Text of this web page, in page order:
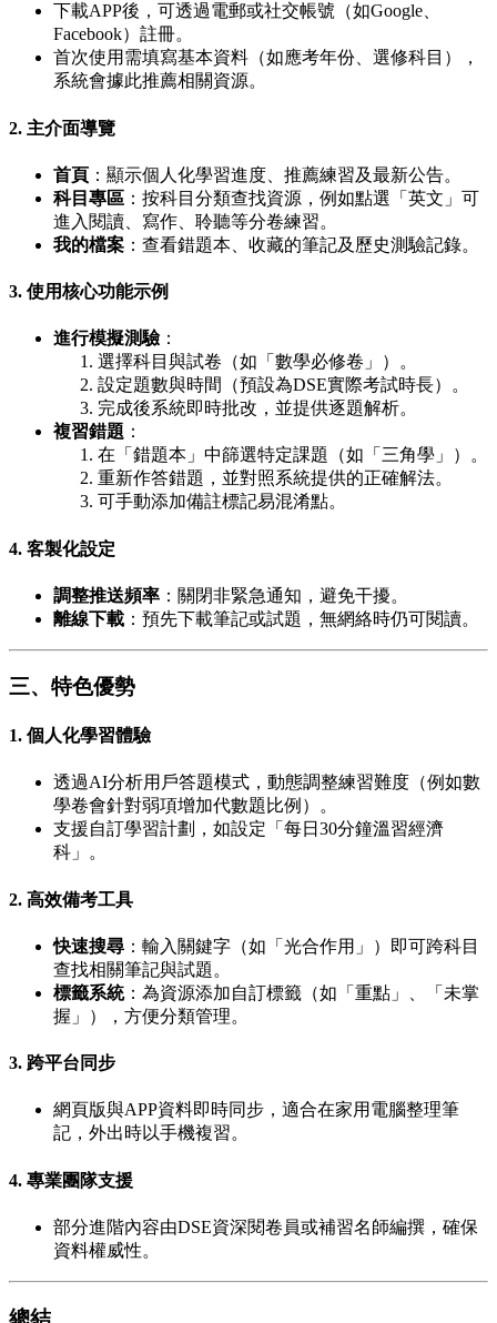
下載APP後，可透過電郵或社交帳號（如Google、
Facebook）註冊。
首次使用需填寫基本資料（如應考年份、選修科目），
系統會據此推薦相關資源。
2. 主介面導覽
首頁 ：顯示個人化學習進度、推薦練習及最新公告。
科目專區 ：按科目分類查找資源，例如點選「英文」可
進入閱讀、寫作、聆聽等分卷練習。
我的檔案 ：查看錯題本、收藏的筆記及歷史測驗記錄。
3. 使用核心功能示例
進行模擬測驗：
選擇科目與試卷（如「數學必修卷」）。
設定題數與時間（預設為DSE實際考試時長）。
完成後系統即時批改，並提供逐題解析。
複習錯題 ：
在「錯題本」中篩選特定課題（如「三角學」）。
重新作答錯題，並對照系統提供的正確解法。
可手動添加備註標記易混淆點。
4. 客製化設定
調整推送頻率 ：關閉非緊急通知，避免干擾。
離線下載 ：預先下載筆記或試題，無網絡時仍可閱讀。
三、特色優勢
1. 個人化學習體驗
透過AI分析用戶答題模式，動態調整練習難度（例如數
學卷會針對弱項增加代數題比例）。
支援自訂學習計劃，如設定「每日30分鐘溫習經濟
科」。
2. 高效備考工具
快速搜尋 ：輸入關鍵字（如「光合作用」）即可跨科目
查找相關筆記與試題。
標籤系統：為資源添加自訂標籤（如「重點」、「未掌
握」），方便分類管理。
3. 跨平台同步
網頁版與APP資料即時同步，適合在家用電腦整理筆
記，外出時以手機複習。
4. 專業團隊支援
部分進階內容由DSE資深閱卷員或補習名師編撰，確保
資料權威性。
總結